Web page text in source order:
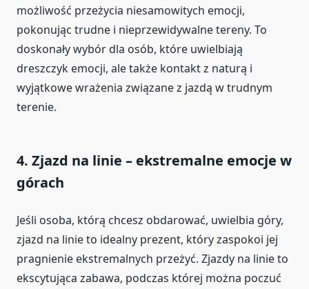
możliwość przeżycia niesamowitych emocji,
pokonując trudne i nieprzewidywalne tereny. To
doskonały wybór dla osób, które uwielbiają
dreszczyk emocji, ale także kontakt z naturą i
wyjątkowe wrażenia związane z jazdą w trudnym
terenie.
4. Zjazd na linie – ekstremalne emocje w
górach
Jeśli osoba, którą chcesz obdarować, uwielbia góry,
zjazd na linie to idealny prezent, który zaspokoi jej
pragnienie ekstremalnych przeżyć. Zjazdy na linie to
ekscytująca zabawa, podczas której można poczuć